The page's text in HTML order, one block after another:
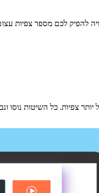
להפיק לכם מספר צפיות
צפיות. כל השיטות